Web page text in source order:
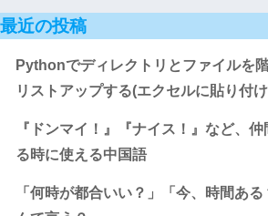
最近の投稿
Pythonでディレクトリとファイルを
リストアップする(エクセルに貼り付
『ドンマイ！』『ナイス！』など、
る時に使える中国語
「何時が都合いい？」「今、時間あ